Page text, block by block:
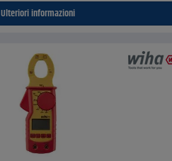
Ulteriori informazioni